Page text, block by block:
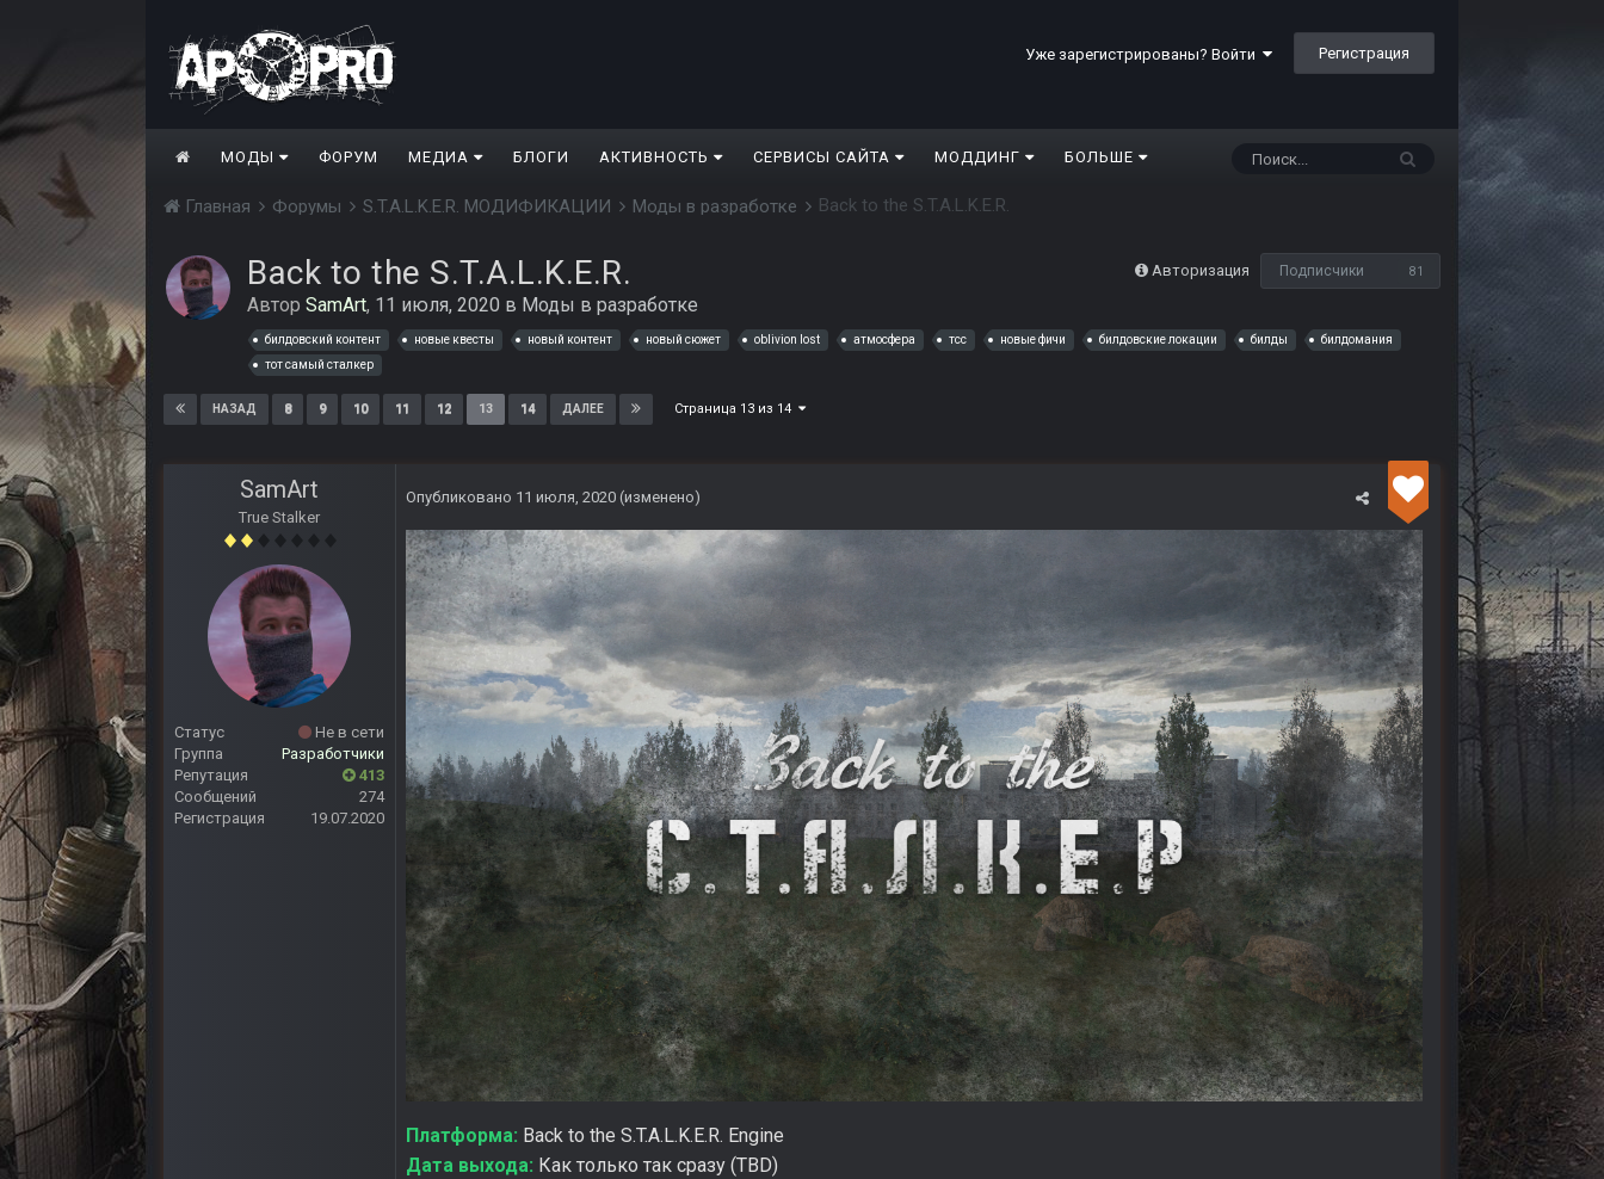
Уже зарегистрированы? Войти Регистрация
МОДЫ ФОРУМ МЕДИА БЛОГИ АКТИВНОСТЬ СЕРВИСЫ САЙТА МОДДИНГ БОЛЬШЕ
Главная Форумы S.T.A.L.K.E.R. МОДИФИКАЦИИ Моды в разработке Back to the S.T.A.L.K.E.R.
Авторизация Подписчики 81
Back to the S.T.A.L.K.E.R.
Автор SamArt, 11 июля, 2020 в Моды в разработке
билдовский контент новые квесты новый контент новый сюжет oblivion lost атмосфера тсс новые фичи билдовские локации билды
билдомания
тот самый сталкер
НАЗАД 8 9 10 11 12 13 14 ДАЛЕЕ Страница 13 из 14
SamArt
True Stalker
Статус
Не в сети
Группа
Разработчики
Репутация
413
Сообщений
274
Регистрация
19.07.2020
Опубликовано 11 июля, 2020 (изменено)
Платформа: Back to the S.T.A.L.K.E.R. Engine
Дата выхода: Как только так сразу (TBD)